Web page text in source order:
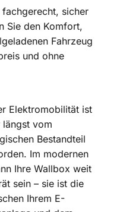
sicher
Sie den Komfort,
Fahrzeug
und ohne
Elektromobilität ist
vom
Bestandteil
Im modernen
Ihre Wallbox weit
sein – sie ist die
Ihrem E-